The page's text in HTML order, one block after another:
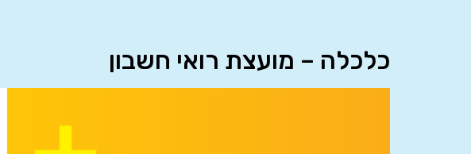
כלכלה – מועצת רואי חשבון